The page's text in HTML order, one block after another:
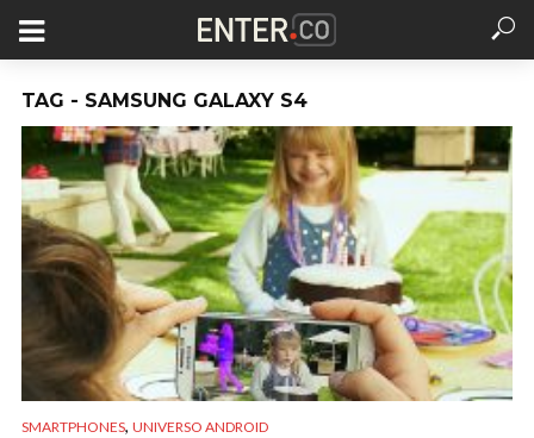
TAG - SAMSUNG GALAXY S4
SMARTPHONES, UNIVERSO ANDROID